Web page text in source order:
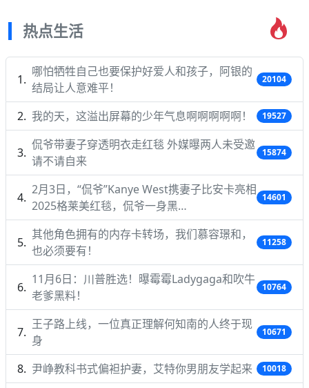
热点生活
哪怕牺牲自己也要保护好爱人和孩子，阿银的
结局让人意难平！
20104
我的天，这溢出屏幕的少年气息啊啊啊啊啊！ 19527
侃爷带妻子穿透明衣走红毯 外媒曝两人未受邀
请不请自来
15874
2月3日，“侃爷”Kanye West携妻子比安卡亮相
2025格莱美红毯，侃爷一身黑…
14601
其他角色拥有的内存卡转场，我们慕容璟和，
也必须要有！
11258
11月6日：川普胜选！曝霉霉Ladygaga和吹牛
老爹黑料！
10764
王子路上线，一位真正理解何知南的人终于现
身
10671
尹峥教科书式偏袒护妻，艾特你男朋友学起来 10018